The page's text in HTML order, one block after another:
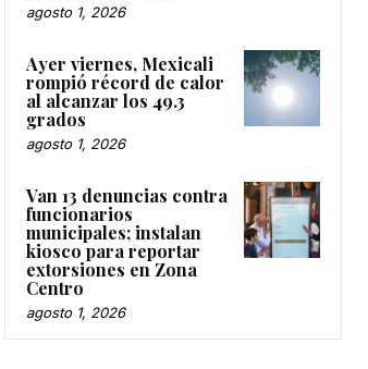
agosto 1, 2026
Ayer viernes, Mexicali
rompió récord de calor
al alcanzar los 49.3
grados
agosto 1, 2026
Van 13 denuncias contra
funcionarios
municipales; instalan
kiosco para reportar
extorsiones en Zona
Centro
agosto 1, 2026